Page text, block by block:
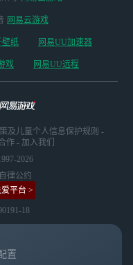
置
网易云游戏
壁纸 网易UU加速器
戏 网易UU远程
及儿童个人信息保护规则 -
作 - 加入我们
2026
律公约
平台 >
18